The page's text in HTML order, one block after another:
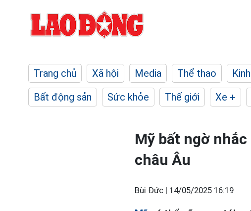
Trang chủ Xã hội Media Thể thao
Bất động sản
Sức khỏe Thế giới Xe +
Mỹ bất ngờ
châu Âu
Bùi Đức | 14/05/2025 16:19